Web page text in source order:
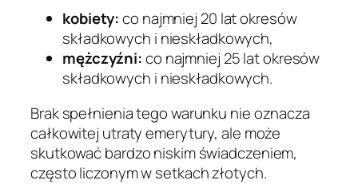
kobiety:co najmniej 20 lat okresów
składkowych i nieskładkowych,
mężczyźni:co najmniej 25 lat okresów
składkowych i nieskładkowych.
Brak spełnienia tego warunku nie oznacza
całkowitej utraty emerytury, ale może
skutkować bardzo niskim świadczeniem,
często liczonym w setkach złotych.